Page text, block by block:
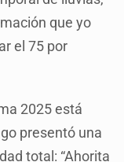
que yo
el 75 por
2025 está
presentó una
total: “Ahorita